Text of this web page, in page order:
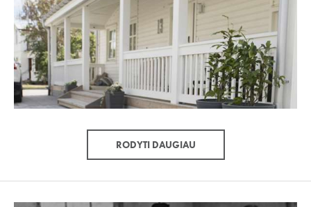
RODYTI DAUGIAU